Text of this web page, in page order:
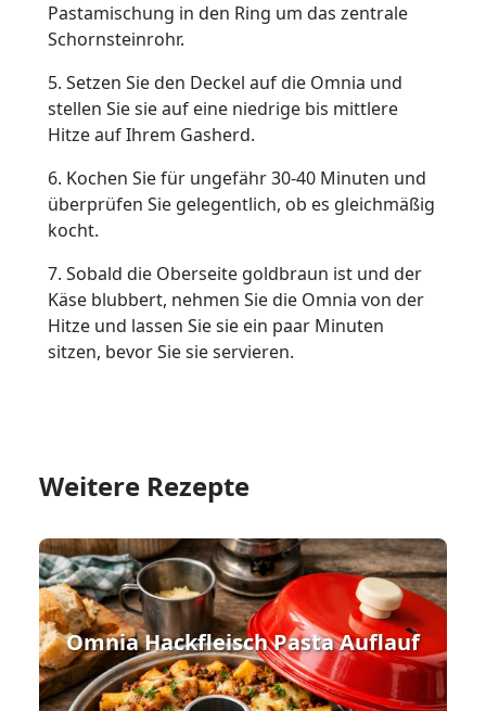
Pastamischung in den Ring um das zentrale
Schornsteinrohr.
5. Setzen Sie den Deckel auf die Omnia und
stellen Sie sie auf eine niedrige bis mittlere
Hitze auf Ihrem Gasherd.
6. Kochen Sie für ungefähr 30-40 Minuten und
überprüfen Sie gelegentlich, ob es gleichmäßig
kocht.
7. Sobald die Oberseite goldbraun ist und der
Käse blubbert, nehmen Sie die Omnia von der
Hitze und lassen Sie sie ein paar Minuten
sitzen, bevor Sie sie servieren.
Weitere Rezepte
Omnia Hackfleisch Pasta Auflauf